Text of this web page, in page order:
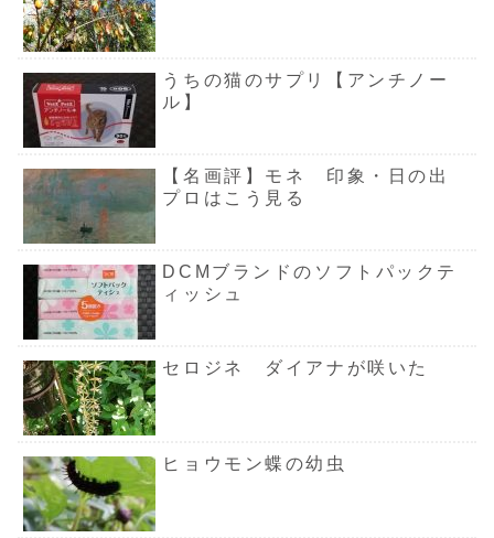
うちの猫のサプリ【アンチノー
ル】
【名画評】モネ 印象・日の出
プロはこう見る
DCMブランドのソフトパックテ
ィッシュ
セロジネ ダイアナが咲いた
ヒョウモン蝶の幼虫